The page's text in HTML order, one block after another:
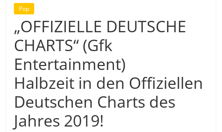
Pop
„OFFIZIELLE DEUTSCHE
CHARTS“ (Gfk
Entertainment)
Halbzeit in den Offiziellen
Deutschen Charts des
Jahres 2019!